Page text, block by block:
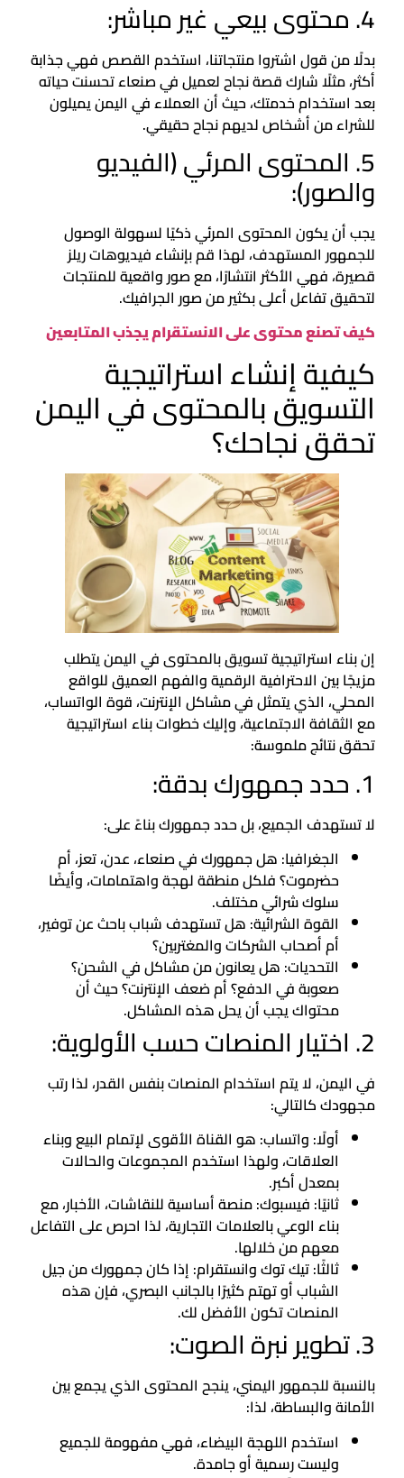
4. محتوى بيعي غير مباشر:
بدلًا من قول اشتروا منتجاتنا، استخدم القصص فهي جذابة
أكثر، مثلًا شارك قصة نجاح لعميل في صنعاء تحسنت حياته
بعد استخدام خدمتك، حيث أن العملاء في اليمن يميلون
للشراء من أشخاص لديهم نجاح حقيقي.
5. المحتوى المرئي (الفيديو
والصور):
يجب أن يكون المحتوى المرئي ذكيًا لسهولة الوصول
للجمهور المستهدف، لهذا قم بإنشاء فيديوهات ريلز
قصيرة، فهي الأكثر انتشارًا، مع صور واقعية للمنتجات
لتحقيق تفاعل أعلى بكثير من صور الجرافيك.
كيف تصنع محتوى على الانستقرام يجذب المتابعين
كيفية إنشاء استراتيجية
التسويق بالمحتوى في اليمن
تحقق نجاحك؟
إن بناء استراتيجية تسويق بالمحتوى في اليمن يتطلب
مزيجًا بين الاحترافية الرقمية والفهم العميق للواقع
المحلي، الذي يتمثل في مشاكل الإنترنت، قوة الواتساب،
مع الثقافة الاجتماعية، وإليك خطوات بناء استراتيجية
تحقق نتائج ملموسة:
1. حدد جمهورك بدقة:
لا تستهدف الجميع، بل حدد جمهورك بناءً على:
الجغرافيا: هل جمهورك في صنعاء، عدن، تعز، أم
حضرموت؟ فلكل منطقة لهجة واهتمامات، وأيضًا
سلوك شرائي مختلف.
القوة الشرائية: هل تستهدف شباب باحث عن توفير،
أم أصحاب الشركات والمغتربين؟
التحديات: هل يعانون من مشاكل في الشحن؟
صعوبة في الدفع؟ أم ضعف الإنترنت؟ حيث أن
محتواك يجب أن يحل هذه المشاكل.
2. اختيار المنصات حسب الأولوية:
في اليمن، لا يتم استخدام المنصات بنفس القدر، لذا رتب
مجهودك كالتالي:
أولًا: واتساب: هو القناة الأقوى لإتمام البيع وبناء
العلاقات، ولهذا استخدم المجموعات والحالات
بمعدل أكبر.
ثانيًا: فيسبوك: منصة أساسية للنقاشات، الأخبار، مع
بناء الوعي بالعلامات التجارية، لذا احرص على التفاعل
معهم من خلالها.
ثالثًا: تيك توك وانستقرام: إذا كان جمهورك من جيل
الشباب أو تهتم كثيرًا بالجانب البصري، فإن هذه
المنصات تكون الأفضل لك.
3. تطوير نبرة الصوت:
بالنسبة للجمهور اليمني، ينجح المحتوى الذي يجمع بين
الأمانة والبساطة، لذا:
استخدم اللهجة البيضاء، فهي مفهومة للجميع
وليست رسمية أو جامدة.